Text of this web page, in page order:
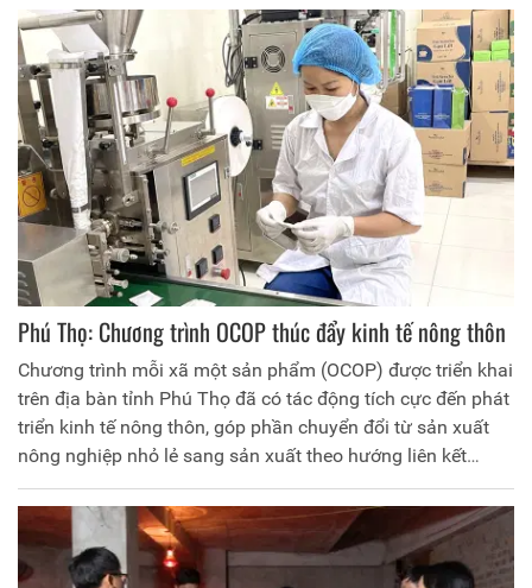
Phú Thọ: Chương trình OCOP thúc đẩy kinh tế nông thôn
Chương trình mỗi xã một sản phẩm (OCOP) được triển khai
trên địa bàn tỉnh Phú Thọ đã có tác động tích cực đến phát
triển kinh tế nông thôn, góp phần chuyển đổi từ sản xuất
nông nghiệp nhỏ lẻ sang sản xuất theo hướng liên kết
chuỗi giá trị, theo tiêu chuẩn, quy chuẩn, có truy xuất
nguồn gốc và theo nhu cầu thị trường, tạo nên hướng đi
mới, hiện đại, hiệu quả hơn trong sản xuất, kinh doanh giúp
kinh tế nông thôn phát triển bền vững.